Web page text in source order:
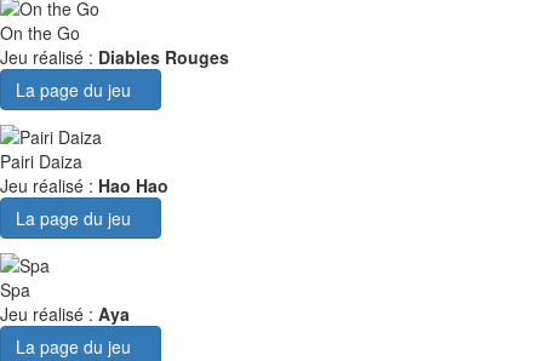
On the Go
Jeu réalisé : Diables Rouges
La page du jeu
Pairi Daiza
Jeu réalisé : Hao Hao
La page du jeu
Spa
Jeu réalisé : Aya
La page du jeu